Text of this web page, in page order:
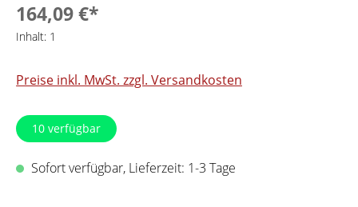
164,09 €*
Inhalt: 1
Preise inkl. MwSt. zzgl. Versandkosten
10 verfügbar
Sofort verfügbar, Lieferzeit: 1-3 Tage